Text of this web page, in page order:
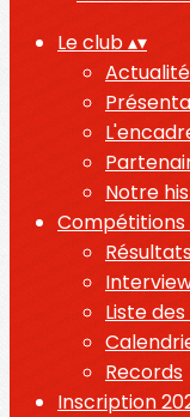
Le club▴▾
Notre
Compétitions
Liste
Records
Inscription